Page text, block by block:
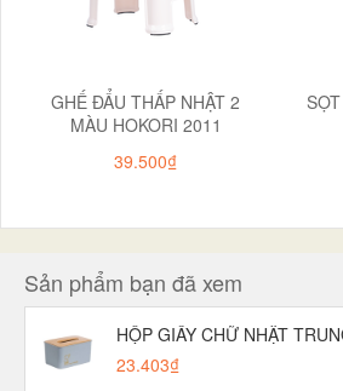
GHẾ ĐẨU THẤP NHẬT 2
MÀU HOKORI 2011
39.500₫
Sản phẩm bạn đã xem
HỘP GIẤY CHỮ NHẬT
23.403₫